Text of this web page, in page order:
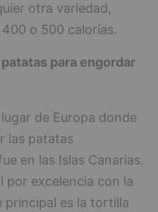
otra variedad,
o 500 calorías.
para engordar
de Europa donde
las patatas
en las Islas Canarias.
por excelencia con la
es la tortilla